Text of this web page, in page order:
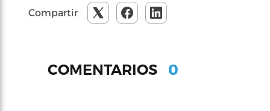
Compartir
COMENTARIOS 0